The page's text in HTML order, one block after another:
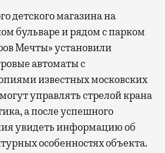
детского магазина на
бульваре и рядом с парком
Мечты» установили
автоматы с
известных московских
управлять стрелой крана
а после успешного
увидеть информацию об
особенностях объекта.